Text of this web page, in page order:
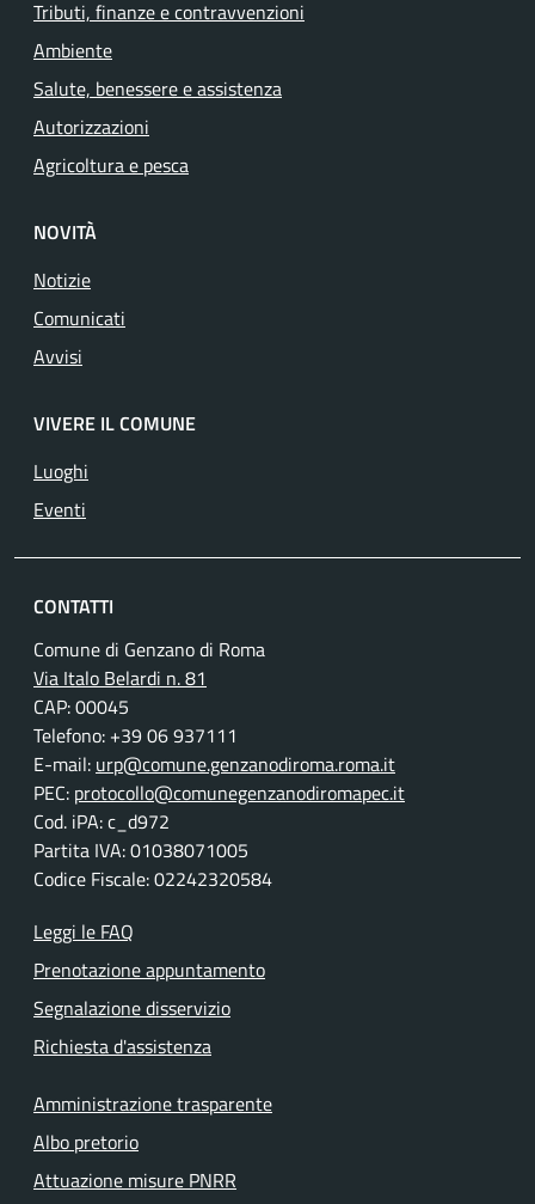
Tributi, finanze e contravvenzioni
Ambiente
Salute, benessere e assistenza
Autorizzazioni
Agricoltura e pesca
NOVITÀ
Notizie
Comunicati
Avvisi
VIVERE IL COMUNE
Luoghi
Eventi
CONTATTI
Comune di Genzano di Roma
Via Italo Belardi n. 81
CAP: 00045
Telefono: +39 06 937111
E-mail: urp@comune.genzanodiroma.roma.it
PEC: protocollo@comunegenzanodiromapec.it
Cod. iPA: c_d972
Partita IVA: 01038071005
Codice Fiscale: 02242320584
Leggi le FAQ
Prenotazione appuntamento
Segnalazione disservizio
Richiesta d'assistenza
Amministrazione trasparente
Albo pretorio
Attuazione misure PNRR